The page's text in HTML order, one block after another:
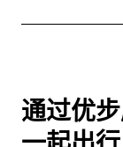
通过优